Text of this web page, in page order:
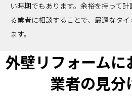
い時期でもあります。余裕を持って
る業者に相談することで、最適なタ
ます。
外壁リフォームに
業者の見分